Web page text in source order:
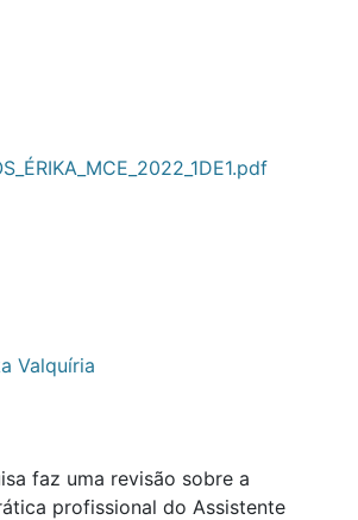
Valquíria
faz uma revisão sobre a
profissional do Assistente